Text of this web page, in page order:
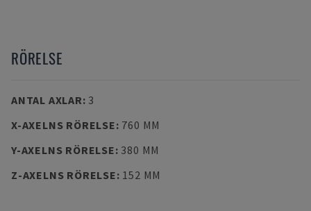
RÖRELSE
ANTAL AXLAR: 3
X-AXELNS RÖRELSE: 760 MM
Y-AXELNS RÖRELSE: 380 MM
Z-AXELNS RÖRELSE: 152 MM